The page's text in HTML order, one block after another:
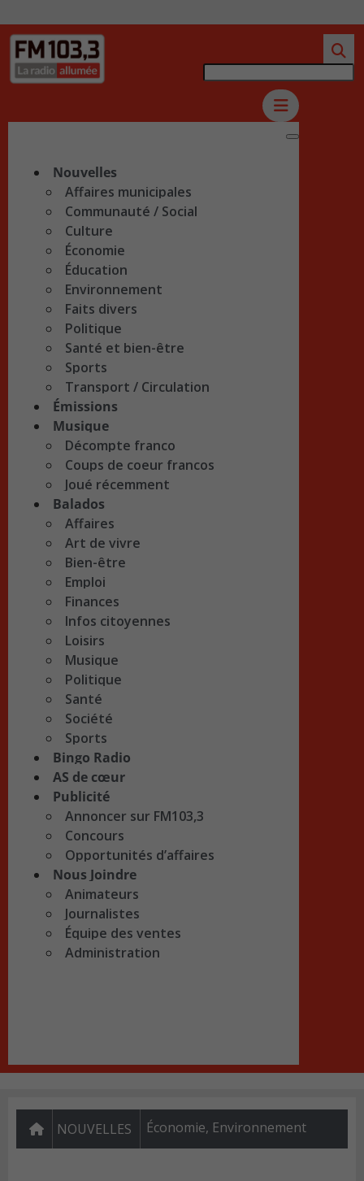
Nouvelles
Affaires municipales
Communauté / Social
Culture
Économie
Éducation
Environnement
Faits divers
Politique
Santé et bien-être
Sports
Transport / Circulation
Émissions
Musique
Décompte franco
Coups de coeur francos
Joué récemment
Balados
Affaires
Art de vivre
Bien-être
Emploi
Finances
Infos citoyennes
Loisirs
Musique
Politique
Santé
Société
Sports
Bingo Radio
AS de cœur
Publicité
Annoncer sur FM103,3
Concours
Opportunités d’affaires
Nous Joindre
Animateurs
Journalistes
Équipe des ventes
Administration
NOUVELLES Économie, Environnement